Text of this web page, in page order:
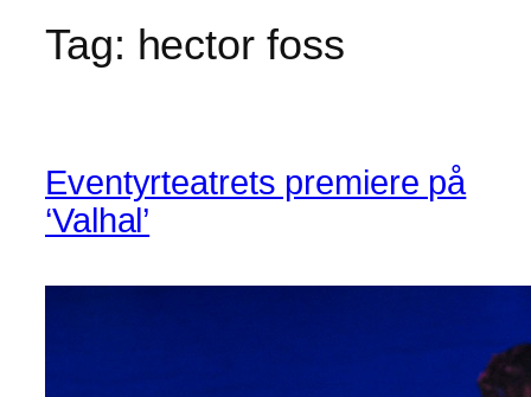
Tag: hector foss
Eventyrteatrets premiere på
‘Valhal’